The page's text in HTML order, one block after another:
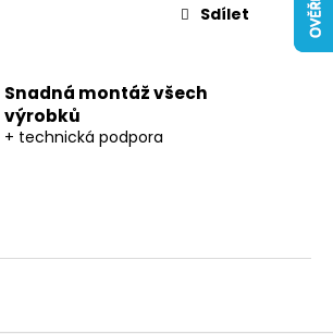
Sdílet
Snadná montáž všech
výrobků
+ technická podpora